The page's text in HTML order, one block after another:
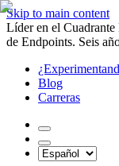
Skip to main content
Líder en el
de Endpoints. Seis
Blog
Carreras